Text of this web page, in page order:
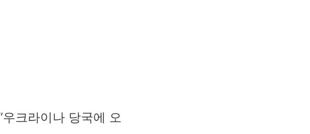
크라이나 당국에 오